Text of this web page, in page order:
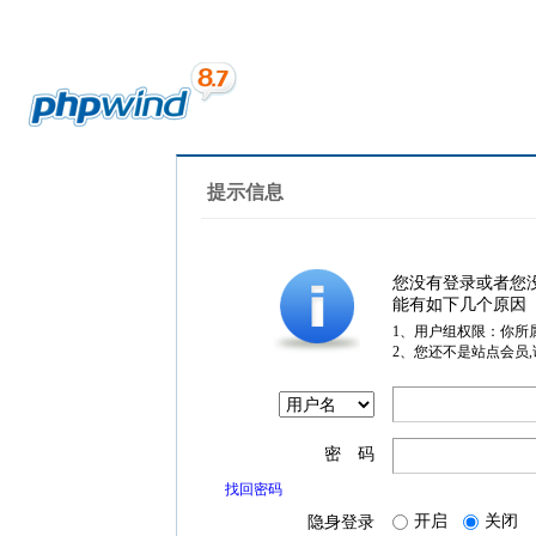
提示信息
您没有登录或者您
能有如下几个原因
1、用户组权限：你所
2、您还不是站点会员
密 码
找回密码
隐身登录 开启 关闭